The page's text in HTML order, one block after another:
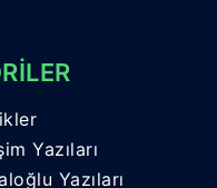
Yazıları
Yazıları